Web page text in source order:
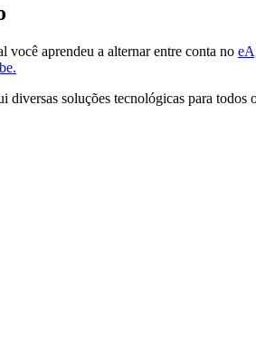
você aprendeu a alternar entre conta no
diversas soluções tecnológicas para todos